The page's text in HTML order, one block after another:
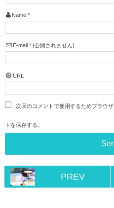
Name *
E-mail *(公開されません)
URL
次回のコメントで使用するためブラウ
トを保存する。
PREV